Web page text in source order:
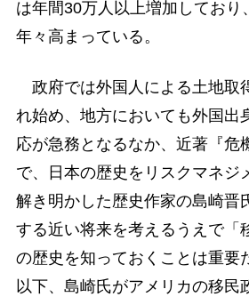
は年間30万人以上増加しており
年々高まっている。
政府では外国人による土地取
れ始め、地方においても外国出
応が急務となるなか、近著『危
で、日本の歴史をリスクマネジ
解き明かした歴史作家の島崎晋
する近い将来を考えるうえで「
の歴史を知っておくことは重要
以下、島崎氏がアメリカの移民